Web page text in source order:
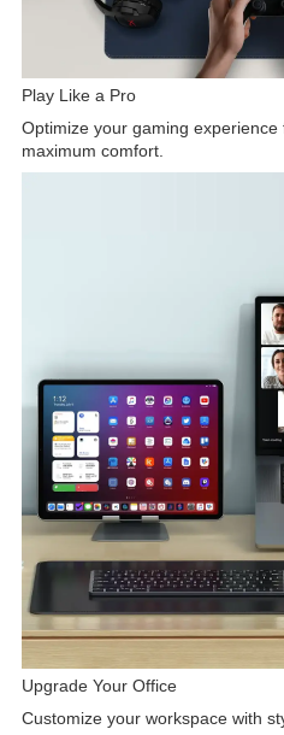
Play Like a Pro
Optimize your gaming
maximum comfort.
Upgrade Your Office
Customize your workspace with